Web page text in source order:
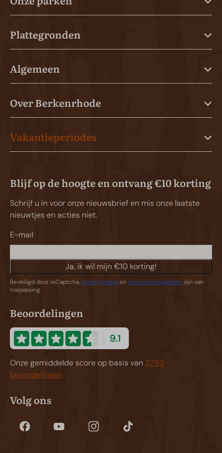
Plattegronden
Algemeen
Over Berkenrhode
Vakantieperiodes
Blijf op de hoogte en ontvang €10 korting
Schrijf u in voor onze nieuwsbrief en mis onze laatste
nieuwtjes en acties niet.
E-mail
Ja, ik wil mijn €10 korting!
Beveiligd door reCaptcha, privacybeleiden servicevoorwaarden zijn van
toepassing.
Beoordelingen
9.1
Onze gemiddelde score op basis van 3799
beoordelingen
Volg ons